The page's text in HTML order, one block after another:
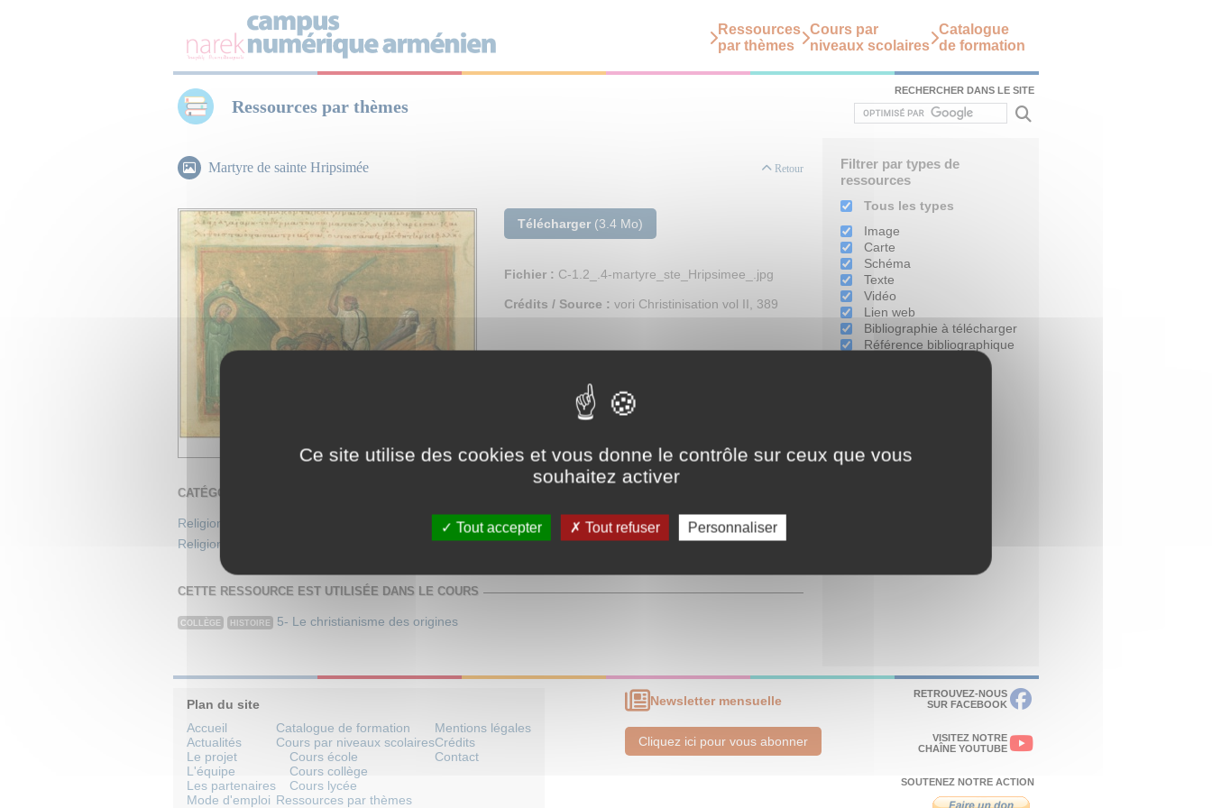
Ressources
par thèmes
Cours par
niveaux scolaires
Catalogue
de formation
Ressources par thèmes
RECHERCHER DANS LE SITE
Martyre de sainte Hripsimée Retour
Télécharger (3.4 Mo)
Fichier : C-1.2_.4-martyre_ste_Hripsimee_.jpg
Crédits / Source : vori Christinisation vol II, 389
CATÉGORIES
Religion & spiritualité
Église Apostolique Arménienne
Religion & spiritualité
Religion (généralités)
CETTE RESSOURCE EST UTILISÉE DANS LE COURS
COLLÈGE HISTOIRE 5- Le christianisme des origines
Filtrer par types de
ressources
Tous les types
Image
Carte
Schéma
Texte
Vidéo
Lien web
Bibliographie à télécharger
Référence bibliographique
Plan du site
Accueil
Actualités
Le projet
L'équipe
Les partenaires
Mode d'emploi
Catalogue de formation
Cours par niveaux scolaires
Cours école
Cours collège
Cours lycée
Ressources par thèmes
Mentions légales
Crédits
Contact
Newsletter mensuelle
Cliquez ici pour vous abonner
RETROUVEZ-NOUS
SUR FACEBOOK
VISITEZ NOTRE
CHAÎNE YOUTUBE
SOUTENEZ NOTRE ACTION
Ce site utilise des cookies et vous donne le contrôle sur ceux que vous
souhaitez activer
Tout accepter Tout refuser Personnaliser